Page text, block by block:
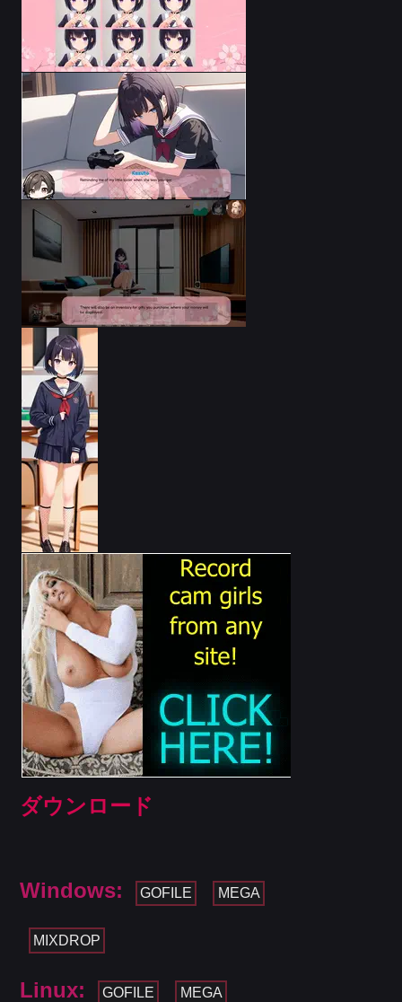
ダウンロード
Windows: GOFILE MEGA
MIXDROP
Linux: GOFILE MEGA